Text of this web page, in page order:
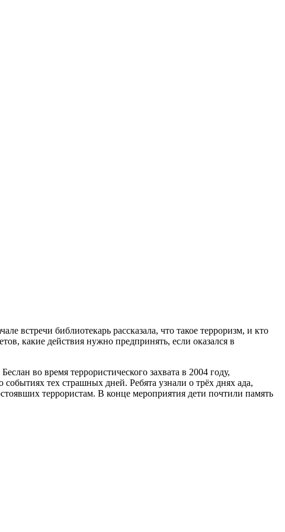
встречи библиотекарь рассказала, что такое терроризм, и кто
какие действия нужно предпринять, если оказался в
во время террористического захвата в 2004 году,
тех страшных дней. Ребята узнали о трёх днях ада,
террористам. В конце мероприятия дети почтили память